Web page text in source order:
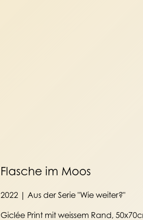
Flasche im Moos
2022 | Aus der Serie "Wie weiter?"
Giclée Print mit weissem Rand,